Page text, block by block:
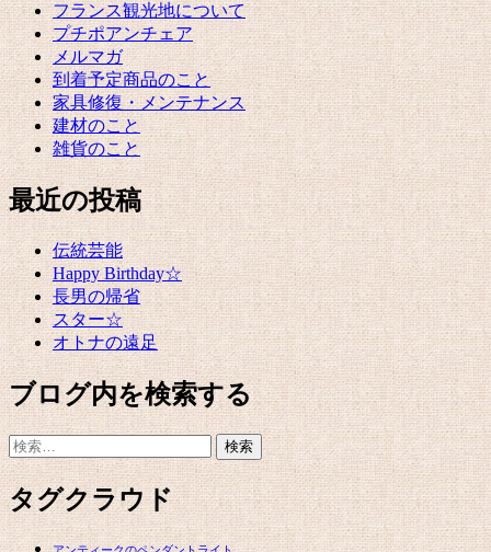
フランス観光地について
プチポアンチェア
メルマガ
到着予定商品のこと
家具修復・メンテナンス
建材のこと
雑貨のこと
最近の投稿
伝統芸能
Happy Birthday☆
長男の帰省
スター☆
オトナの遠足
ブログ内を検索する
検
索:
タグクラウド